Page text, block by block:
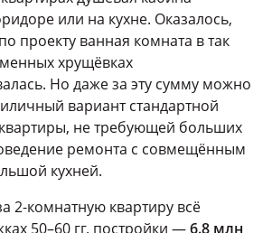
или на кухне. Оказалось,
проекту ванная комната в так
хрущёвках
Но даже за эту сумму можно
вариант стандартной
не требующей больших
ремонта с совмещённым
кухней.
2-комнатную квартиру всё
50–60 гг. постройки —6.8 млн